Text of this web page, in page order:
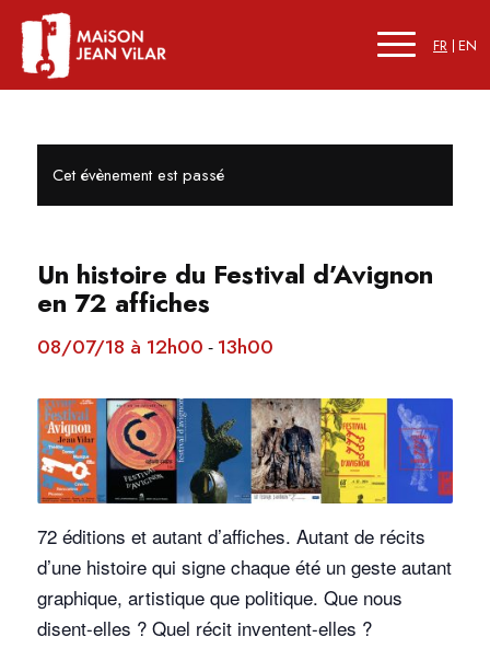
FR EN
Cet évènement est passé
Un histoire du Festival d’Avignon
en 72 affiches
08/07/18 à 12h00 - 13h00
72 éditions et autant d’affiches. Autant de récits
d’une histoire qui signe chaque été un geste autant
graphique, artistique que politique. Que nous
disent-elles ? Quel récit inventent-elles ?